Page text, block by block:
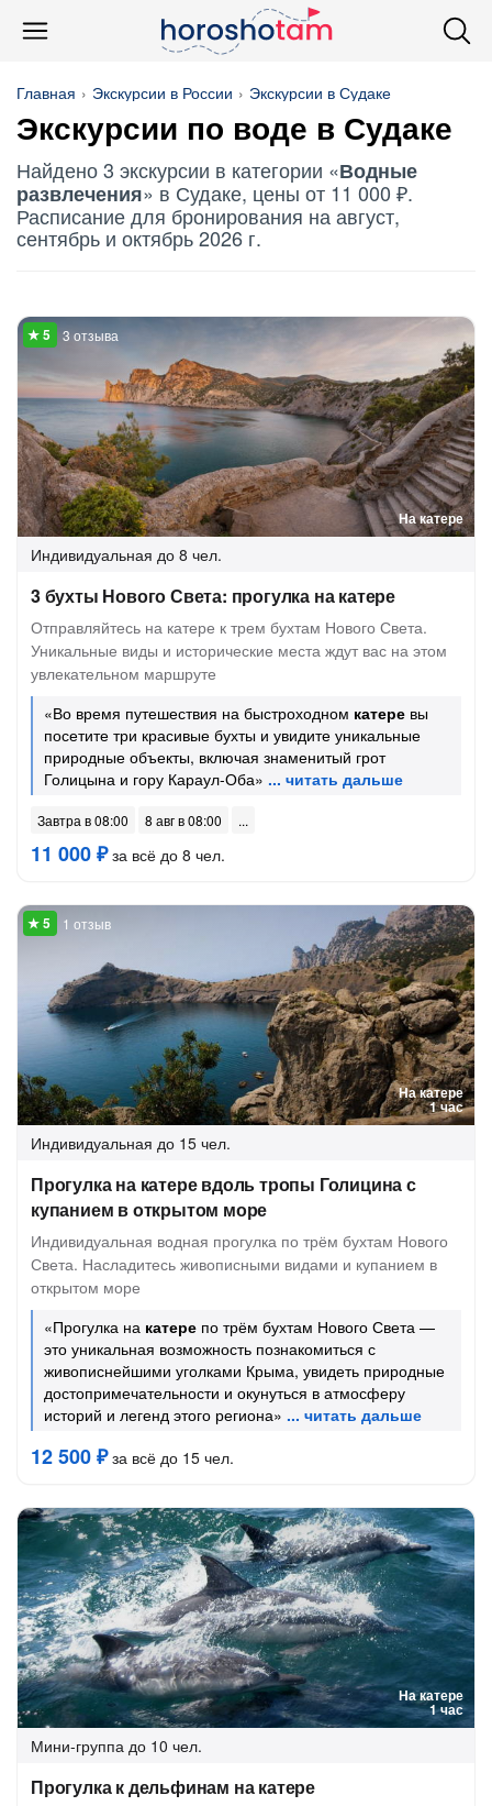
Главная Экскурсии в России Экскурсии в Судаке
Экскурсии по воде в Судаке
Найдено 3 экскурсии в категории «Водные
развлечения» в Судаке, цены от 11 000 ₽.
Расписание для бронирования на август,
сентябрь и октябрь 2026 г.
На катере
3 отзыва
Индивидуальная до 8 чел.
3 бухты Нового Света: прогулка на катере
Отправляйтесь на катере к трем бухтам Нового Света.
Уникальные виды и исторические места ждут вас на этом
увлекательном маршруте
«Во время путешествия на быстроходном катере вы
посетите три красивые бухты и увидите уникальные
природные объекты, включая знаменитый грот
Голицына и гору Караул-Оба»
Завтра в 08:00 8 авг в 08:00
11 000 ₽за всё до 8 чел.
На катере
1 час
1 отзыв
Индивидуальная до 15 чел.
Прогулка на катере вдоль тропы Голицина с
купанием в открытом море
Индивидуальная водная прогулка по трём бухтам Нового
Света. Насладитесь живописными видами и купанием в
открытом море
«Прогулка на катере по трём бухтам Нового Света —
это уникальная возможность познакомиться с
живописнейшими уголками Крыма, увидеть природные
достопримечательности и окунуться в атмосферу
историй и легенд этого региона»
12 500 ₽за всё до 15 чел.
На катере
1 час
Мини-группа до 10 чел.
Прогулка к дельфинам на катере